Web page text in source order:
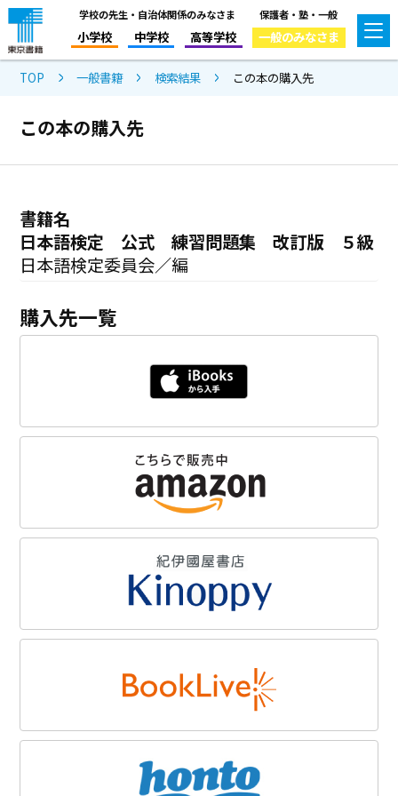
学校の先生・自治体関係のみなさま
小学校 中学校 高等学校
保護者・塾・一般
一般のみなさま
TOP 一般書籍 検索結果 この本の購入先
この本の購入先
書籍名
日本語検定 公式 練習問題集 改訂版 ５級
日本語検定委員会／編
購入先一覧